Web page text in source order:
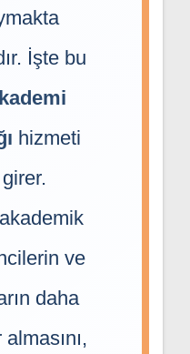
İşte bu
hizmeti
ve
daha